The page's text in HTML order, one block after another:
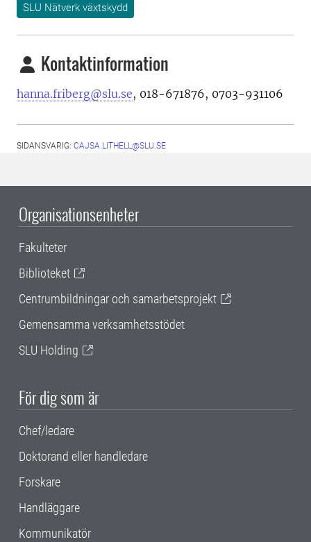
SLU Nätverk växtskydd
Kontaktinformation
hanna.friberg@slu.se, 018-671876, 0703-931106
SIDANSVARIG: CAJSA.LITHELL@SLU.SE
Organisationsenheter
Fakulteter
Biblioteket
Centrumbildningar och samarbetsprojekt
Gemensamma verksamhetsstödet
SLU Holding
För dig som är
Chef/ledare
Doktorand eller handledare
Forskare
Handläggare
Kommunikatör